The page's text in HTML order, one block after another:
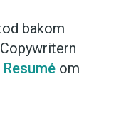
bakom
Resumé om